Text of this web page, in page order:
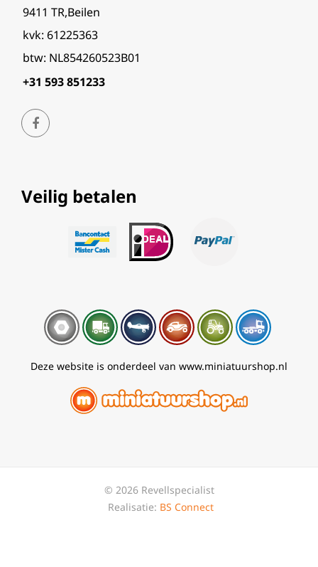
9411 TR,Beilen
kvk: 61225363
btw: NL854260523B01
+31 593 851233
Veilig betalen
Deze website is onderdeel van www.miniatuurshop.nl
© 2026 Revellspecialist
Realisatie: BS Connect